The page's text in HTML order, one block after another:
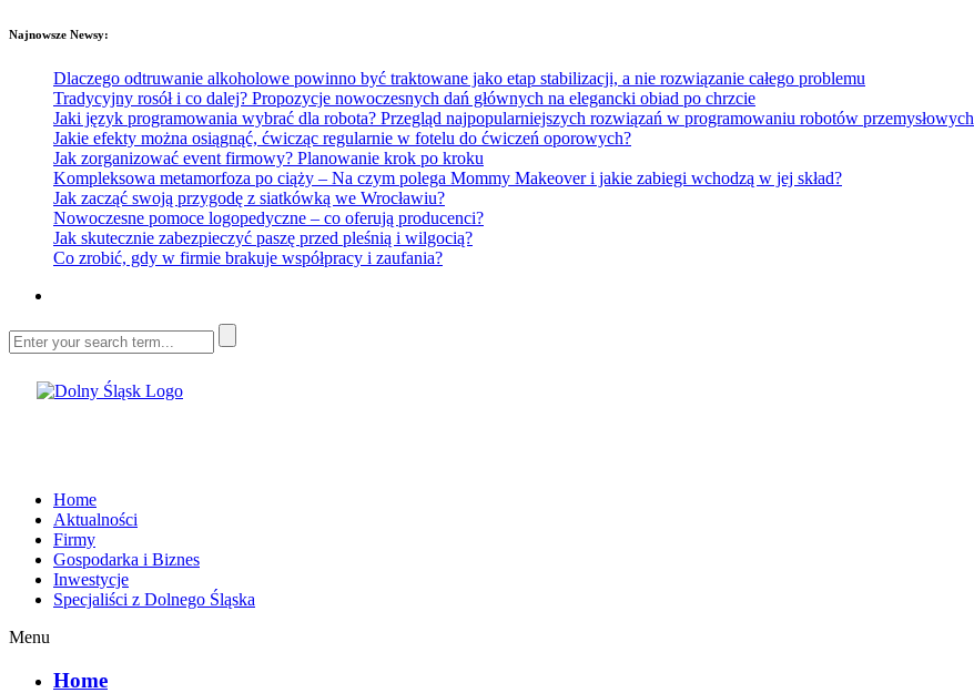
Najnowsze Newsy:
Dlaczego odtruwanie alkoholowe powinno być traktowane jako etap stabilizacji, a nie rozwiązanie całego problemu
Tradycyjny rosół i co dalej? Propozycje nowoczesnych dań głównych na elegancki obiad po chrzcie
Jaki język programowania wybrać dla robota? Przegląd najpopularniejszych rozwiązań w programowaniu robotów przemysłowych
Jakie efekty można osiągnąć, ćwicząc regularnie w fotelu do ćwiczeń oporowych?
Jak zorganizować event firmowy? Planowanie krok po kroku
Kompleksowa metamorfoza po ciąży – Na czym polega Mommy Makeover i jakie zabiegi wchodzą w jej skład?
Jak zacząć swoją przygodę z siatkówką we Wrocławiu?
Nowoczesne pomoce logopedyczne – co oferują producenci?
Jak skutecznie zabezpieczyć paszę przed pleśnią i wilgocią?
Co zrobić, gdy w firmie brakuje współpracy i zaufania?
Home
Aktualności
Firmy
Gospodarka i Biznes
Inwestycje
Specjaliści z Dolnego Śląska
Menu
Home